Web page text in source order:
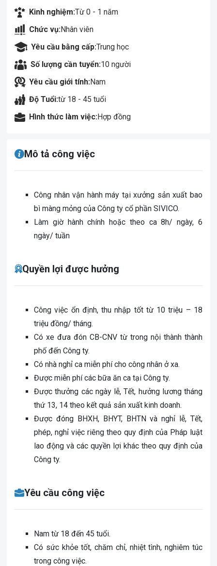
Kinh nghiệm:Từ 0 - 1 năm
Chức vụ:Nhân viên
Yêu cầu bằng cấp:Trung học
Số lượng cần tuyển:10 người
Yêu cầu giới tính:Nam
Độ Tuổi:từ 18 - 45 tuổi
Hình thức làm việc:Hợp đồng
Mô tả công việc
Công nhân vận hành máy tại xưởng sản xuất bao
bì màng mỏng của Công ty cổ phần SIVICO.
Làm giờ hành chính hoặc theo ca 8h/ ngày, 6
ngày/ tuần
Quyền lợi được hưởng
Công việc ổn định, thu nhập tốt từ 10 triệu – 18
triệu đồng/ tháng.
Có xe đưa đón CB-CNV từ trong nội thành thành
phố đến Công ty.
Có nhà nghỉ ca miễn phí cho công nhân ở xa.
Được miễn phí các bữa ăn ca tại Công ty.
Được thưởng các ngày lễ, Tết, hưởng lương tháng
thứ 13, 14 theo kết quả sản xuất kinh doanh.
Được đóng BHXH, BHYT, BHTN và nghỉ lễ, Tết,
phép, nghỉ việc riêng theo quy định của Pháp luật
lao động và các quyền lợi khác theo quy định của
Công ty.
Yêu cầu công việc
Nam từ 18 đến 45 tuổi.
Có sức khỏe tốt, chăm chỉ, nhiệt tình, nghiêm túc
trong công việc.